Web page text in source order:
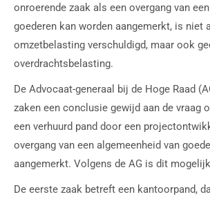
onroerende zaak als een overgang van
goederen kan worden aangemerkt, is niet
omzetbelasting verschuldigd, maar ook
overdrachtsbelasting.
De Advocaat-generaal bij de Hoge Raad
zaken een conclusie gewijd aan de vraag
een verhuurd pand door een
overgang van een algemeenheid van
aangemerkt. Volgens de AG is dit
De eerste zaak betreft een kantoorpand,